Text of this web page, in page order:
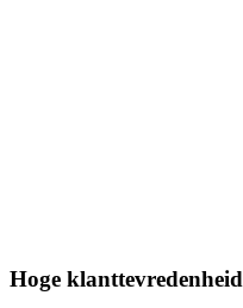
Hoge klanttevredenheid